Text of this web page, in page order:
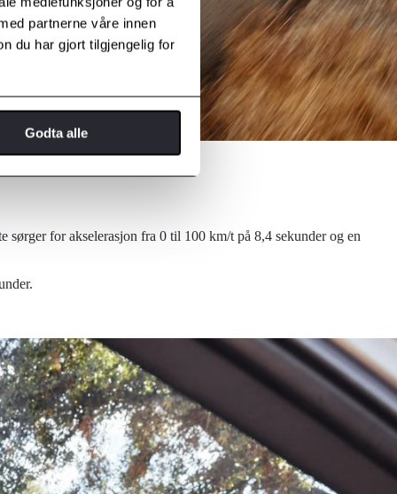
partnerne våre innen
du har gjort tilgjengelig for
Godta alle
for akselerasjon fra 0 til 100 km/t på 8,4 sekunder og en